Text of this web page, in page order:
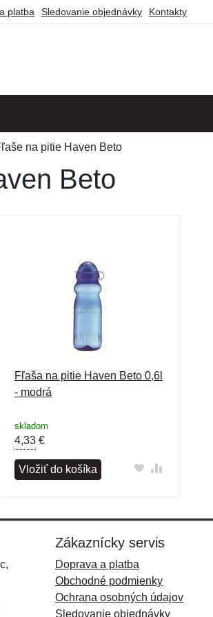
platba Sledovanie objednávky Kontakty
na pitie Haven Beto
Beto
Fľaša na pitie Haven Beto 0,6l
- modrá
skladom
4,33 €
Vložiť do košíka
Zákaznícky servis
Doprava a platba
Obchodné podmienky
Ochrana osobných údajov
Sledovanie objednávky